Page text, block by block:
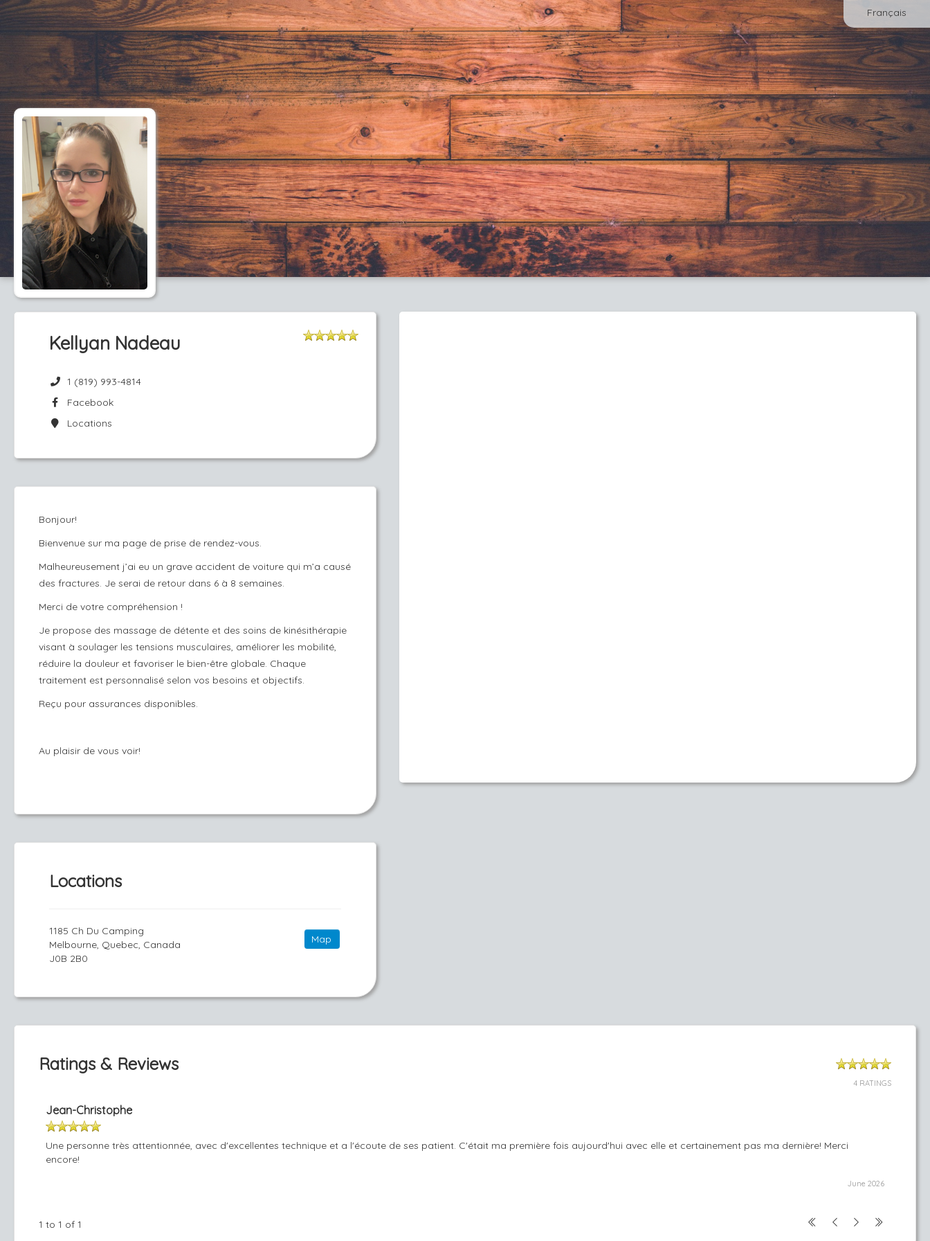
Français
Kellyan Nadeau
1 (819) 993-4814
Facebook
Locations
Bonjour!
Bienvenue sur ma page de prise de rendez-vous.
Malheureusement j’ai eu un grave accident de voiture qui m’a causé
des fractures. Je serai de retour dans 6 à 8 semaines.
Merci de votre compréhension !
Je propose des massage de détente et des soins de kinésithérapie
visant à soulager les tensions musculaires, améliorer les mobilité,
réduire la douleur et favoriser le bien-être globale. Chaque
traitement est personnalisé selon vos besoins et objectifs.
Reçu pour assurances disponibles.
Au plaisir de vous voir!
Locations
1185 Ch Du Camping
Melbourne, Quebec, Canada
J0B 2B0
Map
Ratings & Reviews
4 RATINGS
Jean-Christophe
Une personne très attentionnée, avec d'excellentes technique et a l'écoute de ses patient. C'était ma première fois aujourd'hui avec elle et certainement pas ma dernière! Merci
encore!
June 2026
1 to 1 of 1